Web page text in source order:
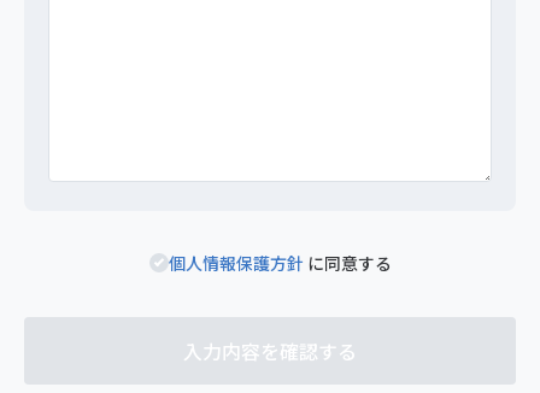
個人情報保護方針 に同意する
入力内容を確認する